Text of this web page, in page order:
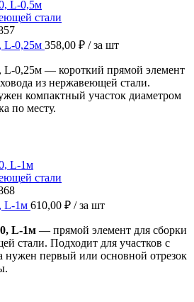
стали
L-0,25м 358,00 ₽ / за шт
L-0,25м — короткий прямой элемент
из нержавеющей стали.
компактный участок диаметром
по месту.
стали
L-1м 610,00 ₽ / за шт
L-1м — прямой элемент для сборки
стали. Подходит для участков с
нужен первый или основной отрезок